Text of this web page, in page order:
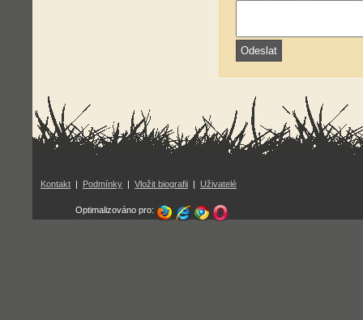
Kontakt | Podmínky | Vložit biografii | Uživatelé
Optimalizováno pro: